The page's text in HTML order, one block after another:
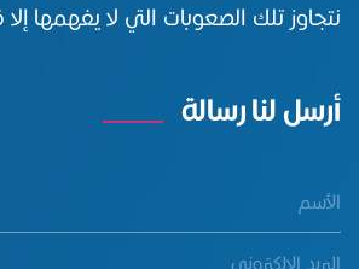
نتجاوز تلك الصعوبات التي لا يفهمها
أرسل لنا رسالة